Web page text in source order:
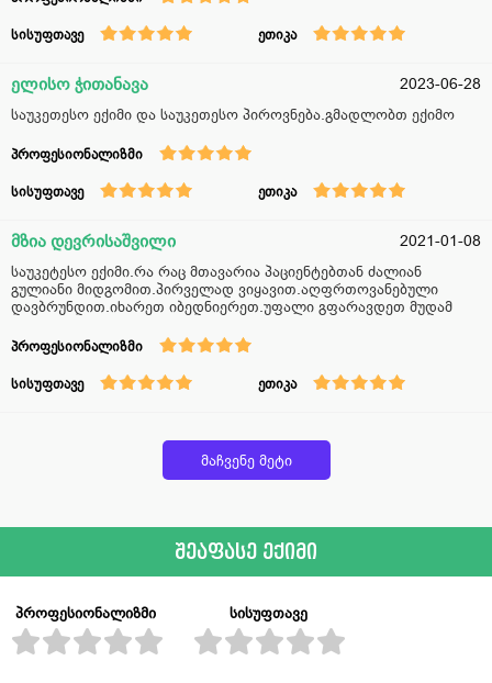
სისუფთავე ეთიკა
ელისო ჭითანავა
2023-06-28
საუკეთესო ექიმი და საუკეთესო პიროვნება.გმადლობთ ექიმო
პროფესიონალიზმი
სისუფთავე ეთიკა
მზია დევრისაშვილი
2021-01-08
საუკეტესო ექიმი.რა რაც მთავარია პაციენტებთან ძალიან
გულიანი მიდგომით.პირველად ვიყავით.აღფრთოვანებული
დავბრუნდით.იხარეთ იბედნიერეთ.უფალი გფარავდეთ მუდამ
პროფესიონალიზმი
სისუფთავე ეთიკა
მაჩვენე მეტი
შეაფასე ექიმი
პროფესიონალიზმი სისუფთავე